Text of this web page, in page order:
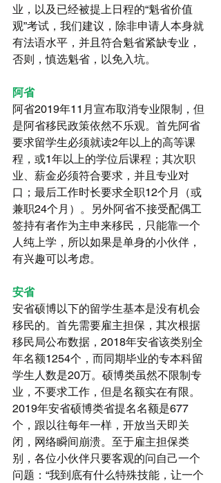
业，以及已经被提上日程的“魁省价值
观”考试，我们建议，除非申请人本身就
有法语水平，并且符合魁省紧缺专业，
否则，慎选魁省，以免入坑。
阿省
阿省2019年11月宣布取消专业限制，但
是阿省移民政策依然不乐观。首先阿省
要求留学生必须就读2年以上的高等课
程，或1年以上的学位后课程；其次职
业、薪金必须符合要求，并且专业对
口；最后工作时长要求全职12个月（或
兼职24个月）。另外阿省不接受配偶工
签持有者作为主申来移民，只能靠一个
人纯上学，所以如果是单身的小伙伴，
有兴趣可以考虑。
安省
安省硕博以下的留学生基本是没有机会
移民的。首先需要雇主担保，其次根据
移民局公布数据，2018年安省该类别全
年名额1254个，而同期毕业的专本科留
学生人数是20万。硕博类虽然不限制专
业，不要求工作，但是名额实在有限。
2019年安省硕博类省提名名额是677
个，跟以往每年一样，开放当天即关
闭，网络瞬间崩溃。至于雇主担保类
别，各位小伙伴只要客观的问自己一个
问题：“我到底有什么特殊技能，让一个